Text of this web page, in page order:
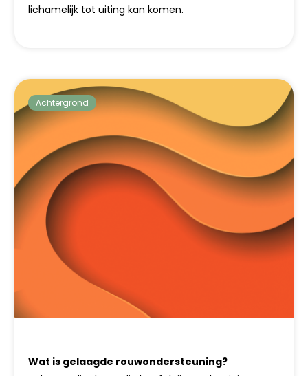
lichamelijk tot uiting kan komen.
Achtergrond
Wat is gelaagde rouwondersteuning?